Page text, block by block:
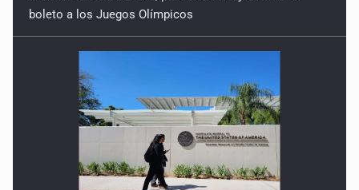
boleto a los Juegos Olímpicos